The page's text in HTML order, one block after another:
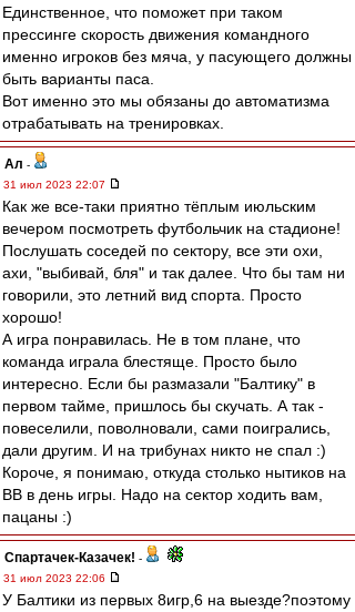
Единственное, что поможет при таком
прессинге скорость движения командного
именно игроков без мяча, у пасующего должны
быть варианты паса.
Вот именно это мы обязаны до автоматизма
отрабатывать на тренировках.
Ал -
31 июл 2023 22:07
Как же все-таки приятно тёплым июльским
вечером посмотреть футбольчик на стадионе!
Послушать соседей по сектору, все эти охи,
ахи, "выбивай, бля" и так далее. Что бы там ни
говорили, это летний вид спорта. Просто
хорошо!
А игра понравилась. Не в том плане, что
команда играла блестяще. Просто было
интересно. Если бы размазали "Балтику" в
первом тайме, пришлось бы скучать. А так -
повеселили, поволновали, сами поигрались,
дали другим. И на трибунах никто не спал :)
Короче, я понимаю, откуда столько нытиков на
ВВ в день игры. Надо на сектор ходить вам,
пацаны :)
Спартачек-Казачек! -
31 июл 2023 22:06
У Балтики из первых 8игр,6 на выезде?поэтому